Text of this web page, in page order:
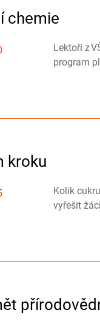
chemie
Lektoři z
program
kroku
Kolik
vyřešit